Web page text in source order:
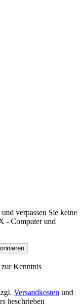
verpassen Sie keine
- Computer und
zur Kenntnis
Versandkosten und
beschrieben